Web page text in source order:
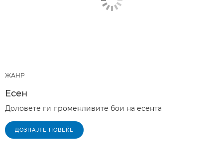
ЖАНР
Есен
Доловете ги променливите бои на есента
ДОЗНАЈТЕ ПОВЕЌЕ